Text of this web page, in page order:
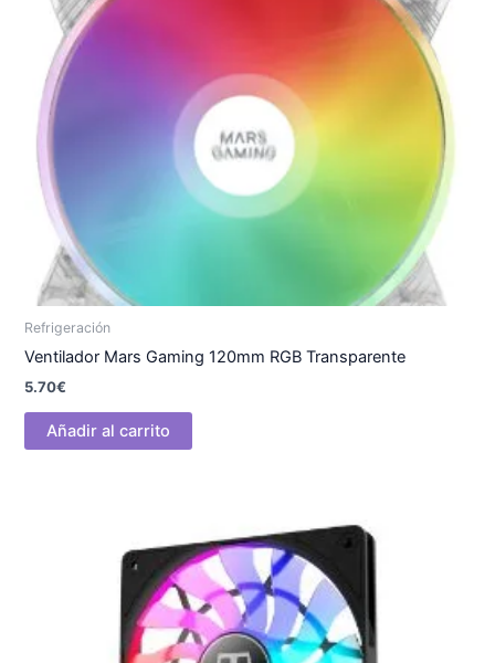
Refrigeración
Ventilador Mars Gaming 120mm RGB Transparente
5.70€
Añadir al carrito